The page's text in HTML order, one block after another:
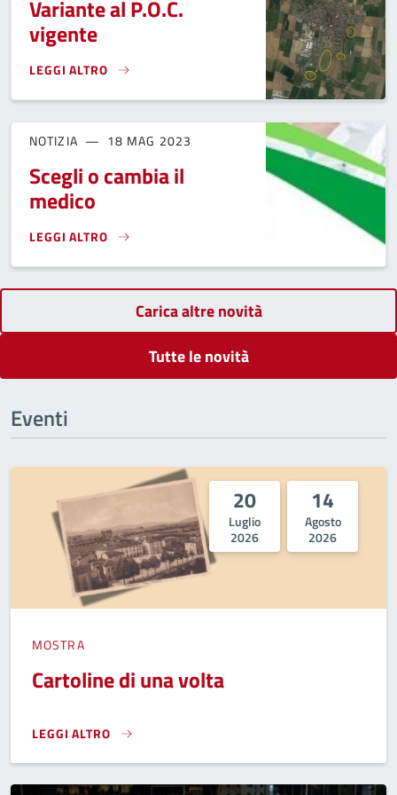
Variante al P.O.C.
vigente
LEGGI ALTRO
VARIANTE AL P.O.C. VIGENTE}
NOTIZIA 18 MAG 2023
Scegli o cambia il
medico
LEGGI ALTRO
SCEGLI O CAMBIA IL MEDICO}
Carica altre novità
Tutte le novità
Eventi
20
Luglio
2026
14
Agosto
2026
MOSTRA
Cartoline di una volta
LEGGI ALTRO
CARTOLINE DI UNA VOLTA}